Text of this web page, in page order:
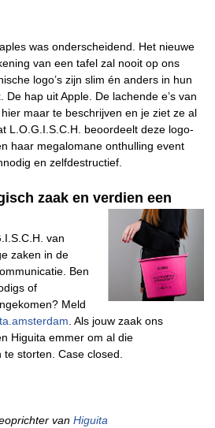
was onderscheidend. Het nieuwe
van een tafel zal nooit op ons
logo’s zijn slim én anders in hun
hap uit Apple. De lachende e’s van
maar te beschrijven en je ziet ze al
L.O.G.I.S.C.H. beoordeelt deze logo-
haar megalomane onthulling event
en zelfdestructief.
zaak en verdien een
van
zaken in de
Ben
of
Meld
. Als jouw zaak ons
Higuita emmer om al die
storten. Case closed.
van Higuita